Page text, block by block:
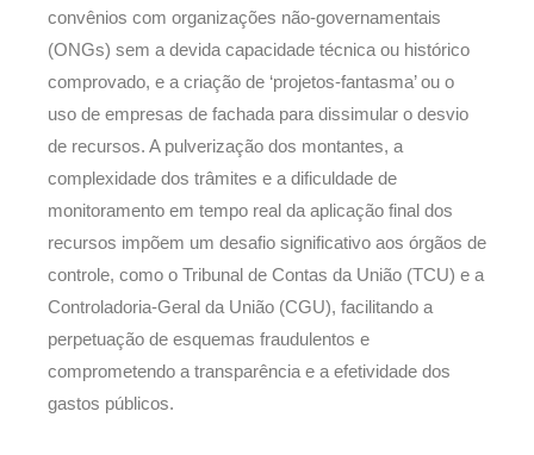
convênios com organizações não-governamentais
(ONGs) sem a devida capacidade técnica ou histórico
comprovado, e a criação de ‘projetos-fantasma’ ou o
uso de empresas de fachada para dissimular o desvio
de recursos. A pulverização dos montantes, a
complexidade dos trâmites e a dificuldade de
monitoramento em tempo real da aplicação final dos
recursos impõem um desafio significativo aos órgãos de
controle, como o Tribunal de Contas da União (TCU) e a
Controladoria-Geral da União (CGU), facilitando a
perpetuação de esquemas fraudulentos e
comprometendo a transparência e a efetividade dos
gastos públicos.